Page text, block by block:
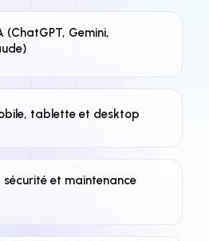
(ChatGPT, Gemini,
tablette et desktop
sécurité et maintenance